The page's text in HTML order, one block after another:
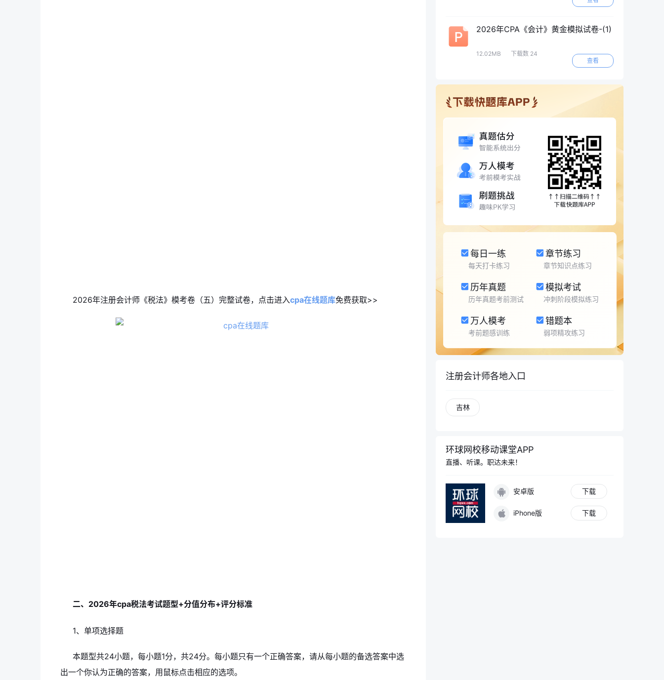
2026年注册会计师《税法》模考卷（五）完整试卷，点击进入cpa在线题库免费获取>>
二、2026年cpa税法考试题型+分值分布+评分标准
1、单项选择题
本题型共24小题，每小题1分，共24分。每小题只有一个正确答案，请从每小题的备选答案中选
出一个你认为正确的答案，用鼠标点击相应的选项。
2026年CPA《会计》黄金模拟试卷-(1)
12.02MB
下载数 24
查看
每日一练
每天打卡练习
章节练习
章节知识点练习
历年真题
历年真题考前测试
模拟考试
冲刺阶段模拟练习
万人模考
考前题感训练
错题本
弱项精攻练习
注册会计师各地入口
吉林
环球网校移动课堂APP
直播、听课。职达未来！
安卓版 下载
iPhone版 下载